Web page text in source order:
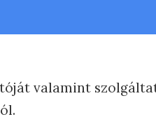
valamint